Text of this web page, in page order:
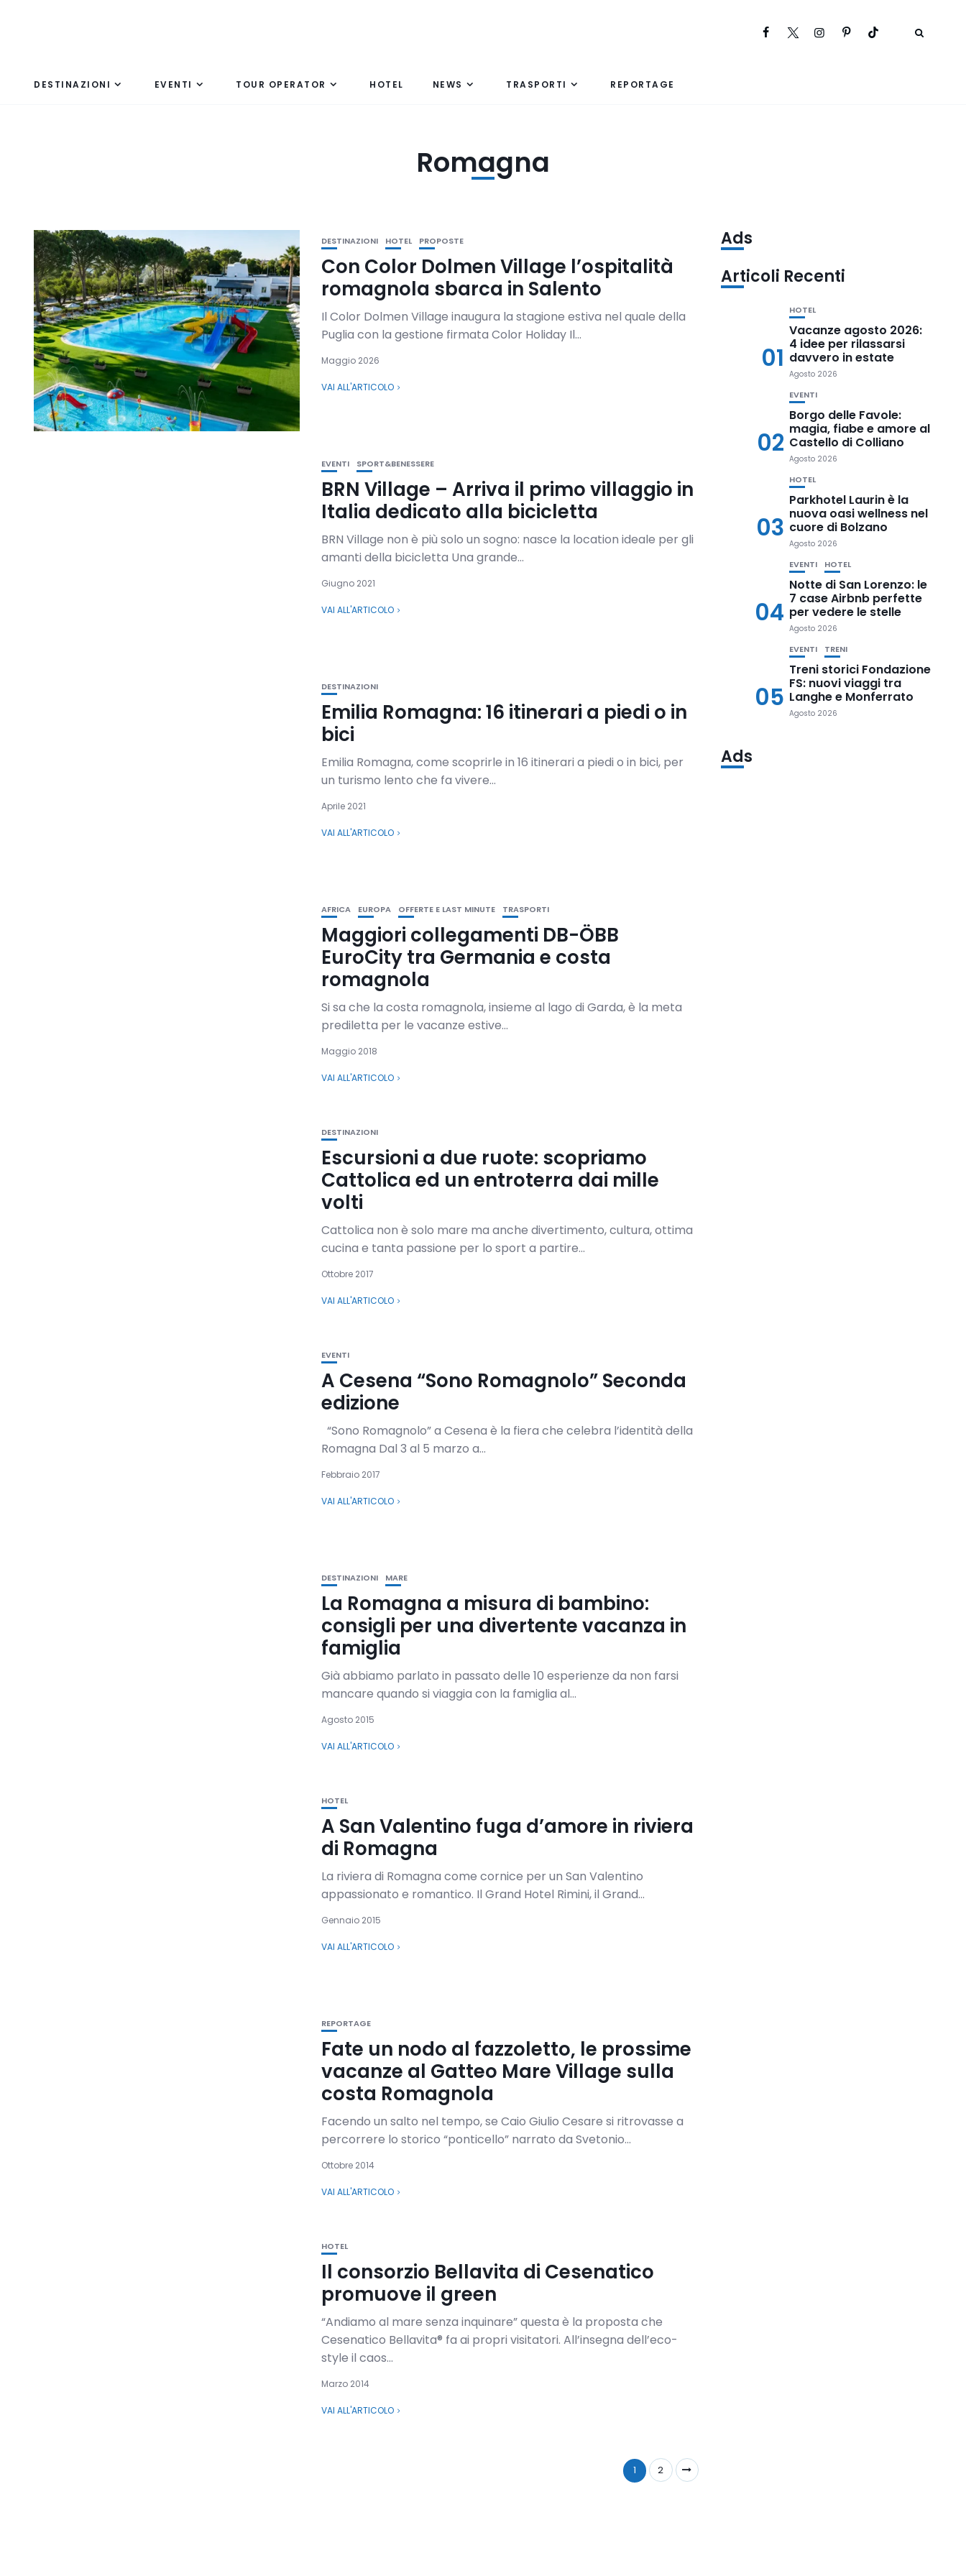
DESTINAZIONI EVENTI TOUR OPERATOR HOTEL NEWS TRASPORTI REPORTAGE
Romagna
DESTINAZIONI HOTEL PROPOSTE
Con Color Dolmen Village l’ospitalità
romagnola sbarca in Salento
Il Color Dolmen Village inaugura la stagione estiva nel quale della
Puglia con la gestione firmata Color Holiday Il...
Maggio 2026
VAI ALL'ARTICOLO
EVENTI SPORT&BENESSERE
BRN Village – Arriva il primo villaggio in
Italia dedicato alla bicicletta
BRN Village non è più solo un sogno: nasce la location ideale per gli
amanti della bicicletta Una grande...
Giugno 2021
VAI ALL'ARTICOLO
DESTINAZIONI
Emilia Romagna: 16 itinerari a piedi o in
bici
Emilia Romagna, come scoprirle in 16 itinerari a piedi o in bici, per
un turismo lento che fa vivere...
Aprile 2021
VAI ALL'ARTICOLO
AFRICA EUROPA OFFERTE E LAST MINUTE TRASPORTI
Maggiori collegamenti DB-ÖBB
EuroCity tra Germania e costa
romagnola
Si sa che la costa romagnola, insieme al lago di Garda, è la meta
prediletta per le vacanze estive...
Maggio 2018
VAI ALL'ARTICOLO
DESTINAZIONI
Escursioni a due ruote: scopriamo
Cattolica ed un entroterra dai mille
volti
Cattolica non è solo mare ma anche divertimento, cultura, ottima
cucina e tanta passione per lo sport a partire...
Ottobre 2017
VAI ALL'ARTICOLO
EVENTI
A Cesena “Sono Romagnolo” Seconda
edizione
“Sono Romagnolo” a Cesena è la fiera che celebra l’identità della
Romagna Dal 3 al 5 marzo a...
Febbraio 2017
VAI ALL'ARTICOLO
DESTINAZIONI MARE
La Romagna a misura di bambino:
consigli per una divertente vacanza in
famiglia
Già abbiamo parlato in passato delle 10 esperienze da non farsi
mancare quando si viaggia con la famiglia al...
Agosto 2015
VAI ALL'ARTICOLO
HOTEL
A San Valentino fuga d’amore in riviera
di Romagna
La riviera di Romagna come cornice per un San Valentino
appassionato e romantico. Il Grand Hotel Rimini, il Grand...
Gennaio 2015
VAI ALL'ARTICOLO
REPORTAGE
Fate un nodo al fazzoletto, le prossime
vacanze al Gatteo Mare Village sulla
costa Romagnola
Facendo un salto nel tempo, se Caio Giulio Cesare si ritrovasse a
percorrere lo storico “ponticello” narrato da Svetonio...
Ottobre 2014
VAI ALL'ARTICOLO
HOTEL
Il consorzio Bellavita di Cesenatico
promuove il green
“Andiamo al mare senza inquinare” questa è la proposta che
Cesenatico Bellavita® fa ai propri visitatori. All’insegna dell’eco-
style il caos...
Marzo 2014
VAI ALL'ARTICOLO
1 2
Ads
Articoli Recenti
01
HOTEL
Vacanze agosto 2026:
4 idee per rilassarsi
davvero in estate
Agosto 2026
02
EVENTI
Borgo delle Favole:
magia, fiabe e amore al
Castello di Colliano
Agosto 2026
03
HOTEL
Parkhotel Laurin è la
nuova oasi wellness nel
cuore di Bolzano
Agosto 2026
04
EVENTI HOTEL
Notte di San Lorenzo: le
7 case Airbnb perfette
per vedere le stelle
Agosto 2026
05
EVENTI TRENI
Treni storici Fondazione
FS: nuovi viaggi tra
Langhe e Monferrato
Agosto 2026
Ads